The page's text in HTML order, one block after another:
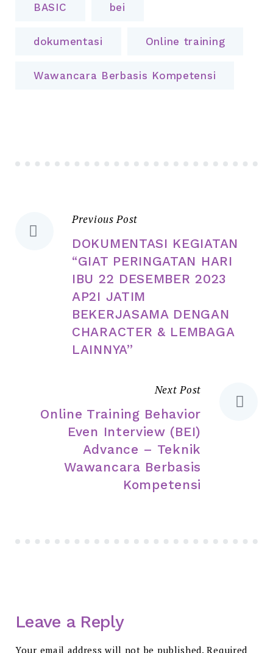
BASIC bei
dokumentasi Online training
Wawancara Berbasis Kompetensi
Previous Post
DOKUMENTASI KEGIATAN
“GIAT PERINGATAN HARI
IBU 22 DESEMBER 2023
AP2I JATIM
BEKERJASAMA DENGAN
CHARACTER & LEMBAGA
LAINNYA”
Next Post
Online Training Behavior
Even Interview (BEI)
Advance – Teknik
Wawancara Berbasis
Kompetensi
Leave a Reply
Your email address will not be published. Required